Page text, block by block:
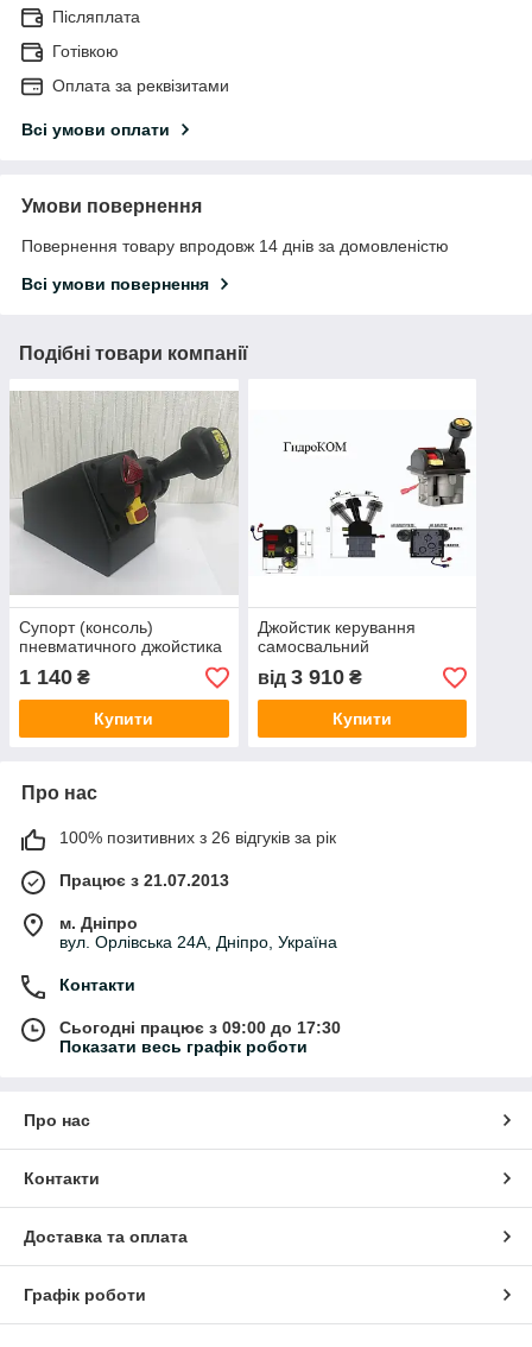
Післяплата
Готівкою
Оплата за реквізитами
Всі умови оплати
Умови повернення
Повернення товару впродовж 14 днів за домовленістю
Всі умови повернення
Подібні товари компанії
Супорт (консоль)
пневматичного джойстика
1 140 ₴
Купити
Джойстик керування
самосвальний
від 3 910₴
Купити
Про нас
100% позитивних з 26 відгуків за рік
Працює з 21.07.2013
м. Дніпро
вул. Орлівська 24А, Дніпро, Україна
Контакти
Сьогодні працює з 09:00 до 17:30
Показати весь графік роботи
Про нас
Контакти
Доставка та оплата
Графік роботи